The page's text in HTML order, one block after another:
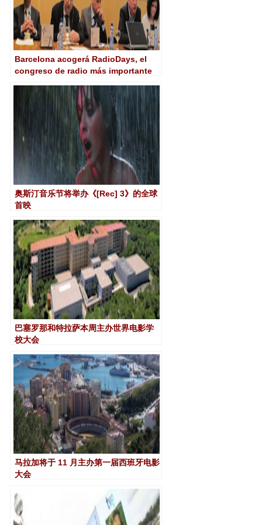
Barcelona acogerá RadioDays, el
congreso de radio más importante
奥斯汀音乐节将举办《[Re​​c] 3》的全球
首映
巴塞罗那和特拉萨本周主办世界电影学
校大会
马拉加将于 11 月主办第一届西班牙电影
大会